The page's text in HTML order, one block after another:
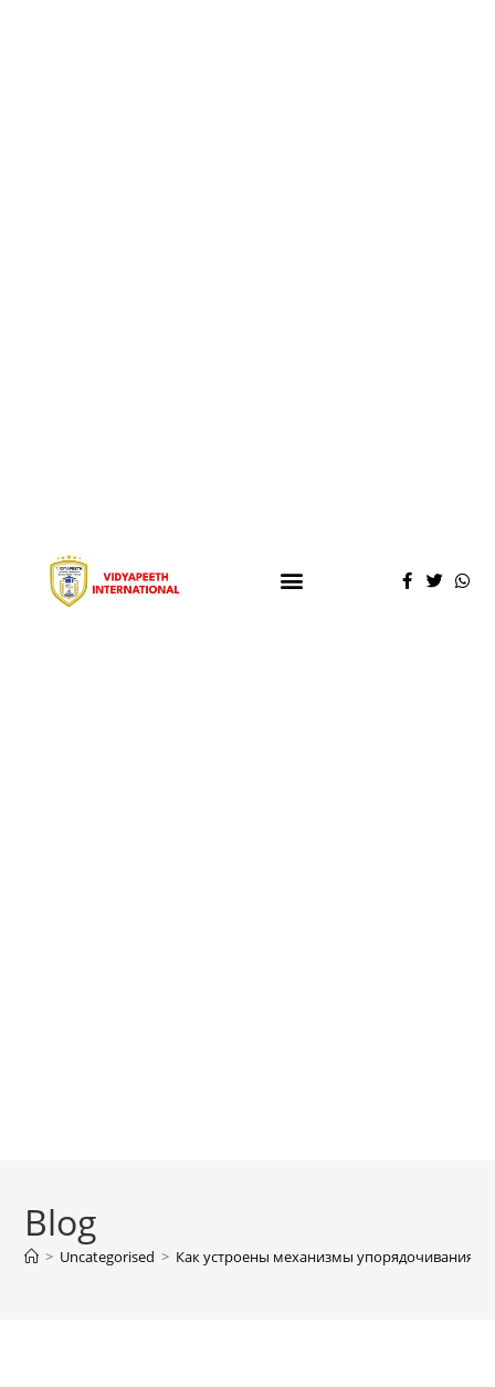
Blog
> Uncategorised > Как устроены механизмы упорядочивания